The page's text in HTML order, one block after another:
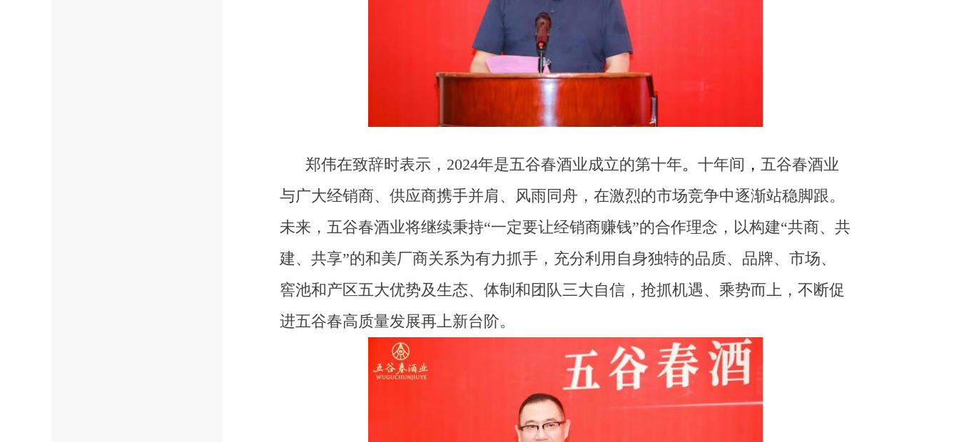
郑伟在致辞时表示，2024年是五谷春酒业成立的第十年。十年间 ，五谷春酒业
与广大经销商、供应商携手并肩、风雨同舟 ，在激烈的市场竞争中逐渐站稳脚跟。
未来 ，五谷春酒业将继续秉持“一定要让经销商赚钱”的合作理念，以构建“共商、 共
建、 共享”的和美厂商关系为有力抓手，充分利用自身独特的品质、品牌、市场、
窖池和产区五大优势及生态、体制和团队三大自信，抢抓机遇、乘势而上，不断促
进五谷春高质量发展再上新台阶。